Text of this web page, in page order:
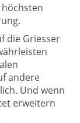
die Griesser
andere
Und wenn
erweitern